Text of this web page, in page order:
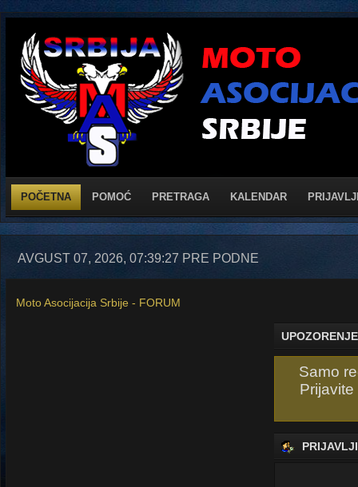
POČETNA POMOĆ PRETRAGA KALENDAR
AVGUST 07, 2026, 07:39:27 PRE PODNE
Moto Asocijacija Srbije - FORUM
Samo